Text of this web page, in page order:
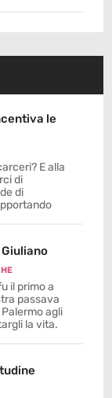
le
E alla
di
di
il primo a
passava
agli
la vita.